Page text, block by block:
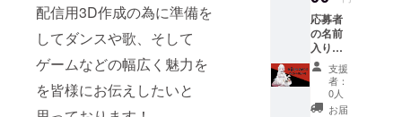
配信用3D作成の為に準備を
してダンスや歌、そして
ゲームなどの幅広く魅力を
を皆様にお伝えしたいと
応募者
の名前
入り
チェキ
(サイン
入り) 自
宅へ送
支援
者：
0人
お届